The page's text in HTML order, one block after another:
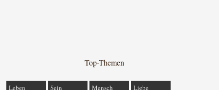
Top-Themen
Leben Sein Mensch Liebe